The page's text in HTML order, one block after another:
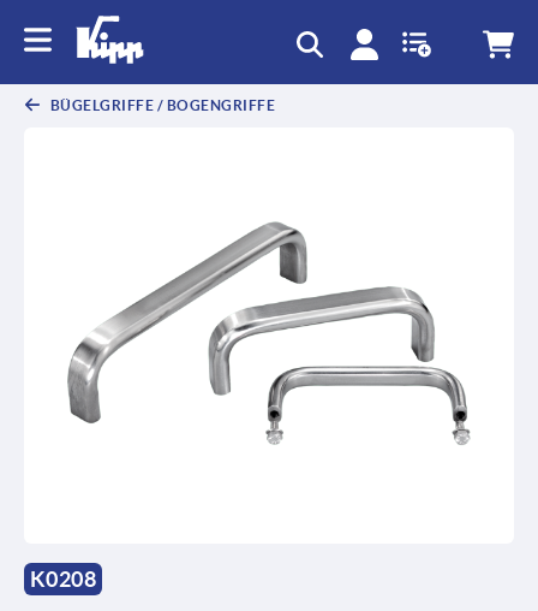
BÜGELGRIFFE / BOGENGRIFFE
K0208